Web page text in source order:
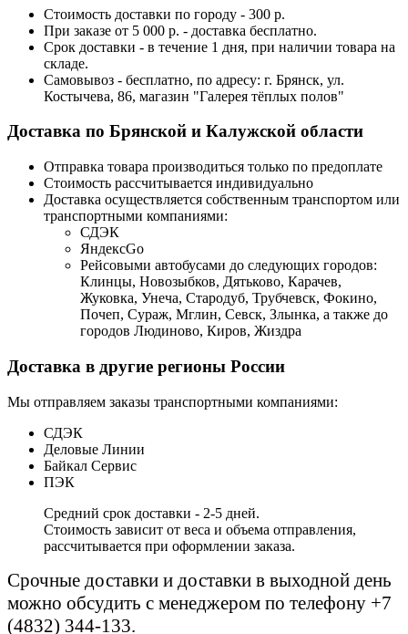
Стоимость доставки по городу - 300 р.
При заказе от 5 000 р. - доставка бесплатно.
Срок доставки - в течение 1 дня, при наличии товара на
складе.
Самовывоз - бесплатно, по адресу: г. Брянск, ул.
Костычева, 86, магазин "Галерея тёплых полов"
Доставка по Брянской и Калужской области
Отправка товара производиться только по предоплате
Стоимость рассчитывается индивидуально
Доставка осуществляется собственным транспортом или
транспортными компаниями:
СДЭК
ЯндексGo
Рейсовыми автобусами до следующих городов:
Клинцы, Новозыбков, Дятьково, Карачев,
Жуковка, Унеча, Стародуб, Трубчевск, Фокино,
Почеп, Сураж, Мглин, Севск, Злынка, а также до
городов Людиново, Киров, Жиздра
Доставка в другие регионы России
Мы отправляем заказы транспортными компаниями:
СДЭК
Деловые Линии
Байкал Сервис
ПЭК
Средний срок доставки - 2-5 дней.
Стоимость зависит от веса и объема отправления,
рассчитывается при оформлении заказа.
Срочные доставки и доставки в выходной день
можно обсудить с менеджером по телефону +7
(4832) 344-133.